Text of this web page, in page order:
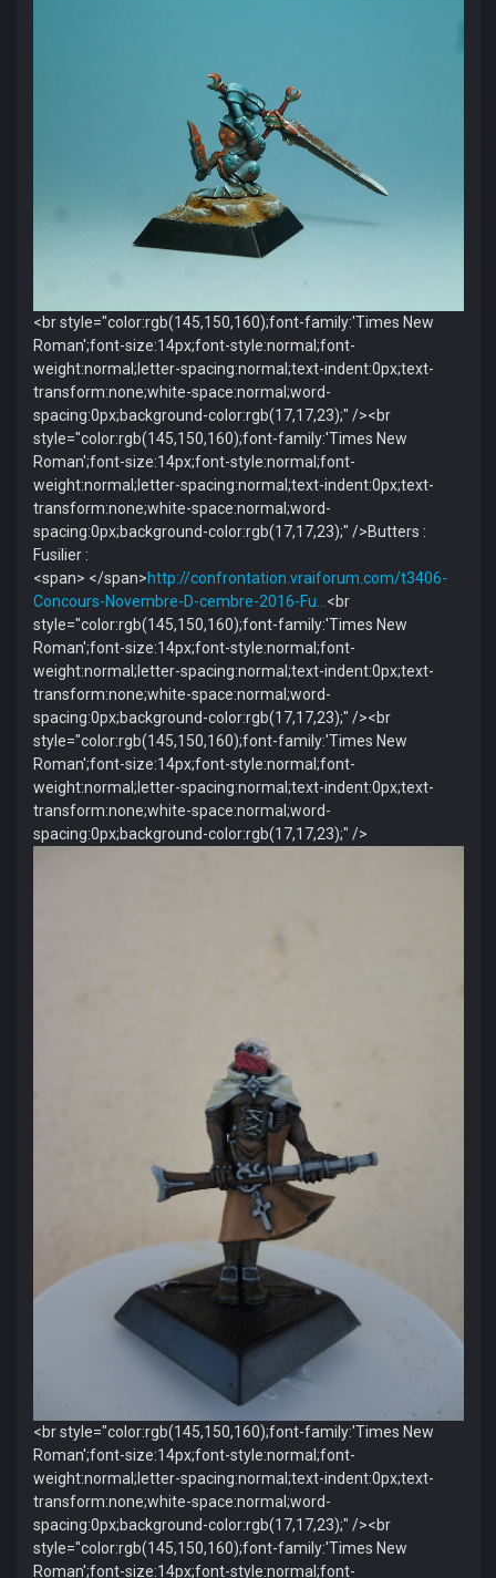
<br style="color:rgb(145,150,160);font-family:'Times New
Roman';font-size:14px;font-style:normal;font-
weight:normal;letter-spacing:normal;text-indent:0px;text-
transform:none;white-space:normal;word-
spacing:0px;background-color:rgb(17,17,23);" /><br
style="color:rgb(145,150,160);font-family:'Times New
Roman';font-size:14px;font-style:normal;font-
weight:normal;letter-spacing:normal;text-indent:0px;text-
transform:none;white-space:normal;word-
spacing:0px;background-color:rgb(17,17,23);" />Butters :
Fusilier :
<span> </span>http://confrontation.vraiforum.com/t3406-
Concours-Novembre-D-cembre-2016-Fu…<br
style="color:rgb(145,150,160);font-family:'Times New
Roman';font-size:14px;font-style:normal;font-
weight:normal;letter-spacing:normal;text-indent:0px;text-
transform:none;white-space:normal;word-
spacing:0px;background-color:rgb(17,17,23);" /><br
style="color:rgb(145,150,160);font-family:'Times New
Roman';font-size:14px;font-style:normal;font-
weight:normal;letter-spacing:normal;text-indent:0px;text-
transform:none;white-space:normal;word-
spacing:0px;background-color:rgb(17,17,23);" />
<br style="color:rgb(145,150,160);font-family:'Times New
Roman';font-size:14px;font-style:normal;font-
weight:normal;letter-spacing:normal;text-indent:0px;text-
transform:none;white-space:normal;word-
spacing:0px;background-color:rgb(17,17,23);" /><br
style="color:rgb(145,150,160);font-family:'Times New
Roman';font-size:14px;font-style:normal;font-